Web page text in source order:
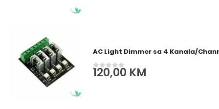
AC Light Dimmer sa 4 Kanala/
out of 5
120,00 KM